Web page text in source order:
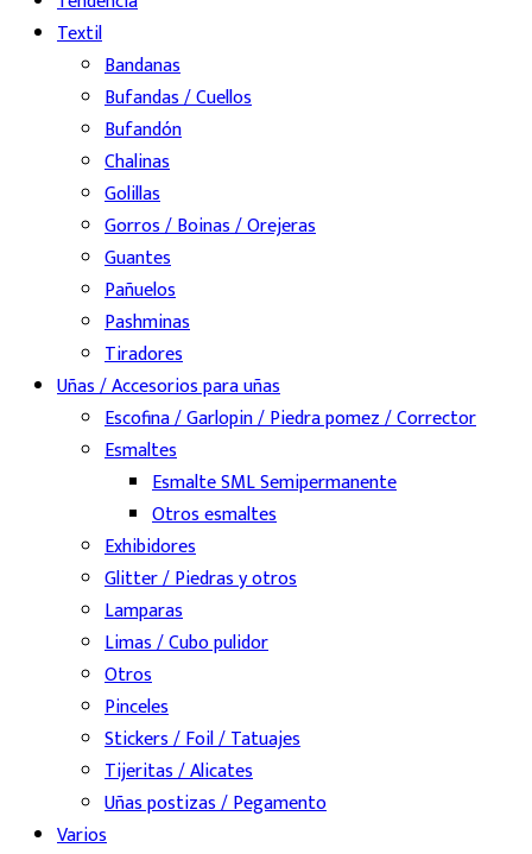
Textil
Bandanas
Bufandas / Cuellos
Bufandón
Chalinas
Golillas
Gorros / Boinas / Orejeras
Guantes
Pañuelos
Pashminas
Tiradores
Uñas / Accesorios para uñas
Escofina / Garlopin / Piedra pomez / Corrector
Esmaltes
Esmalte SML Semipermanente
Otros esmaltes
Exhibidores
Glitter / Piedras y otros
Lamparas
Limas / Cubo pulidor
Otros
Pinceles
Stickers / Foil / Tatuajes
Tijeritas / Alicates
Uñas postizas / Pegamento
Varios